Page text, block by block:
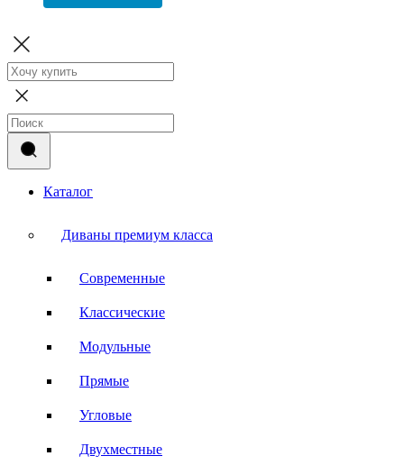
Каталог
Диваны премиум класса
Современные
Классические
Модульные
Прямые
Угловые
Двухместные